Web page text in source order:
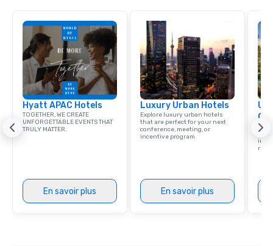
Hyatt APAC Hotels
TOGETHER, WE CREATE
UNFORGETTABLE EVENTS THAT
TRULY MATTER.
En savoir plus
Luxury Urban Hotels
Explore luxury urban hotels
that are perfect for your next
conference, meeting, or
incentive program.
En savoir plus
Find